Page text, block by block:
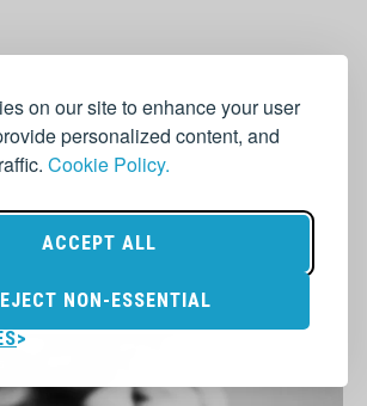
on our site to enhance your user
personalized content, and
Cookie Policy.
ACCEPT ALL
NON-ESSENTIAL